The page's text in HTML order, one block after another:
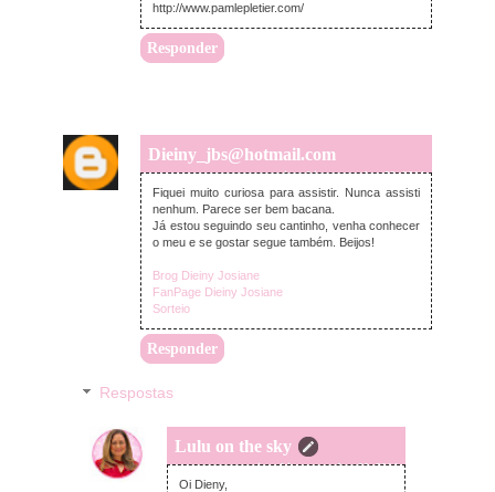
http://www.pamlepletier.com/
Responder
Dieiny_jbs@hotmail.com
quinta-feira, novembro 20, 2014
Fiquei muito curiosa para assistir. Nunca assisti
nenhum. Parece ser bem bacana.
Já estou seguindo seu cantinho, venha conhecer
o meu e se gostar segue também. Beijos!
Brog Dieiny Josiane
FanPage Dieiny Josiane
Sorteio
Responder
Respostas
Lulu on the sky
quinta-feira, novembro 20, 2014
Oi Dieny,